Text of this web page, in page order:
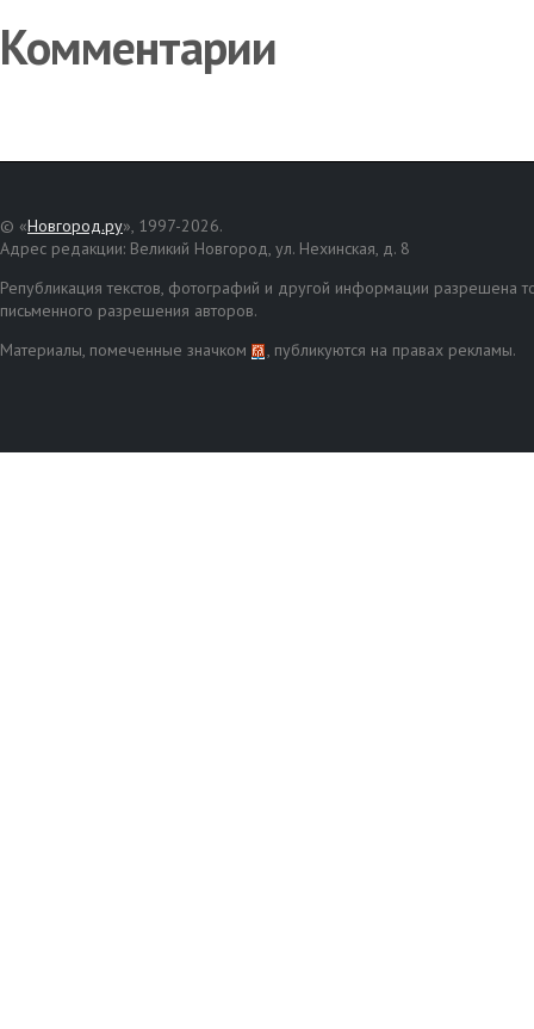
Комментарии
© «Новгород.ру», 1997-2026.
Адрес редакции: Великий Новгород, ул. Нехинская, д. 8
Републикация текстов, фотографий и другой информации разрешена
письменного разрешения авторов.
Материалы, помеченные значком
, публикуются на правах рекламы.